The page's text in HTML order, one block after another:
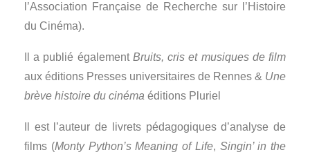
l’Association Française de Recherche sur l’Histoire
du Cinéma).
Il a publié également Bruits, cris et musiques de film
aux éditions Presses universitaires de Rennes & Une
brève histoire du cinéma éditions Pluriel
Il est l’auteur de livrets pédagogiques d’analyse de
films (Monty Python’s Meaning of Life, Singin’ in the